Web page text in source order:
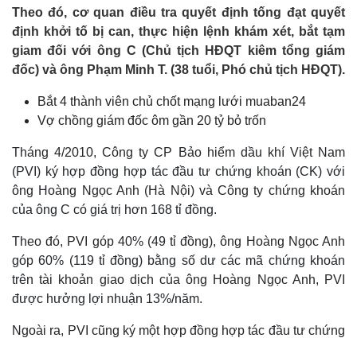
Việc làm
Biển đảo
Theo đó, cơ quan điều tra quyết định tống đạt quyết
định khởi tố bị can, thực hiện lệnh khám xét, bắt tạm
giam đối với ông C (Chủ tịch HĐQT kiêm tổng giám
đốc) và ông Phạm Minh T. (38 tuổi, Phó chủ tịch HĐQT).
Bắt 4 thành viên chủ chốt mạng lưới muaban24
Vợ chồng giám đốc ôm gần 20 tỷ bỏ trốn
Tháng 4/2010, Công ty CP Bảo hiểm dầu khí Việt Nam
(PVI) ký hợp đồng hợp tác đầu tư chứng khoán (CK) với
ông Hoàng Ngọc Anh (Hà Nội) và Công ty chứng khoán
của ông C có giá trị hơn 168 tỉ đồng.
Theo đó, PVI góp 40% (49 tỉ đồng), ông Hoàng Ngọc Anh
góp 60% (119 tỉ đồng) bằng số dư các mã chứng khoán
trên tài khoản giao dịch của ông Hoàng Ngọc Anh, PVI
được hưởng lợi nhuận 13%/năm.
Ngoài ra, PVI cũng ký một hợp đồng hợp tác đầu tư chứng